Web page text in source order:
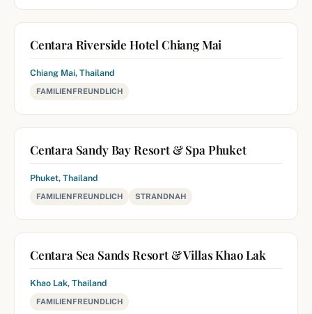
Centara Riverside Hotel Chiang Mai
Chiang Mai, Thailand
FAMILIENFREUNDLICH
Centara Sandy Bay Resort & Spa Phuket
Phuket, Thailand
FAMILIENFREUNDLICH STRANDNAH
Centara Sea Sands Resort & Villas Khao Lak
Khao Lak, Thailand
FAMILIENFREUNDLICH